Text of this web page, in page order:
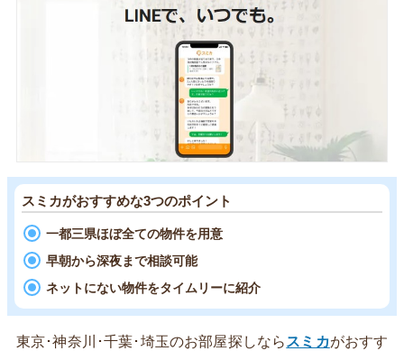
スミカがおすすめな3つのポイント
一都三県ほぼ全ての物件を用意
早朝から深夜まで相談可能
ネットにない物件をタイムリーに紹介
東京･神奈川･千葉･埼玉のお部屋探しならスミカがおすす